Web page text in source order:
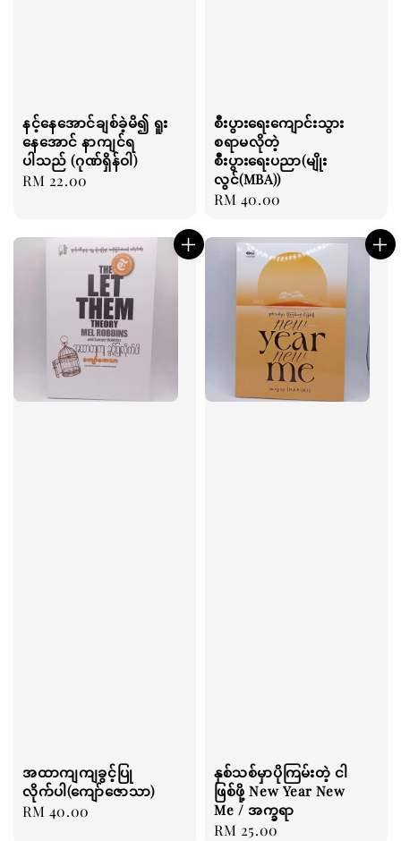
နင့်နေအောင်ချစ်ခဲ့မိ၍ ရူး
နေအောင် နာကျင်ရ
ပါသည် (ဂုဏ်ရှိန်ဝါ)
Regular
RM 22.00
စီးပွားရေးကျောင်းသွား
စရာမလိုတဲ့
စီးပွားရေးပညာ(မျိုး
လွင်(MBA))
Regular
RM 40.00
အထာကျကျခွင့်ပြု
လိုက်ပါ(ကျော်ဇောသာ)
Regular
RM 40.00
နှစ်သစ်မှာပိုကြမ်းတဲ့ ငါ
ဖြစ်ဖို့ New Year New
Me / အက္ခရာ
Regular
RM 25.00